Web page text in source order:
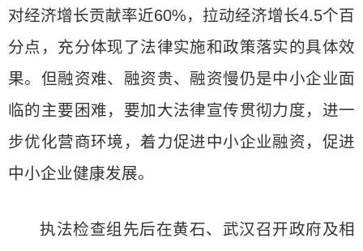
对经济增长贡献率近60%，拉动经济增长4.5个百
分点，充分体现了法律实施和政策落实的具体效
果。但融资难、融资贵、融资慢仍是中小企业面
临的主要困难，要加大法律宣传贯彻力度，进一
步优化营商环境，着力促进中小企业融资，促进
中小企业健康发展。
执法检查组先后在黄石、武汉召开政府及相